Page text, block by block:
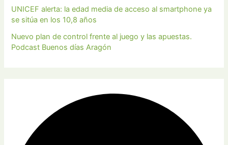
UNICEF alerta: la edad media de acceso al smartphone ya
se sitúa en los 10,8 años
Nuevo plan de control frente al juego y las apuestas.
Podcast Buenos días Aragón